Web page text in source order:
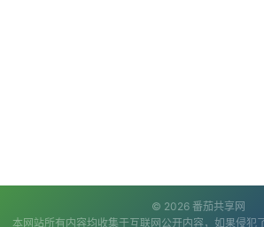
© 2026 番茄共享网
本网站所有内容均收集于互联网公开内容，如果侵犯